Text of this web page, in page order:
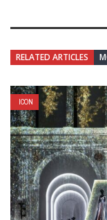
RELATED ARTICLES
ICON